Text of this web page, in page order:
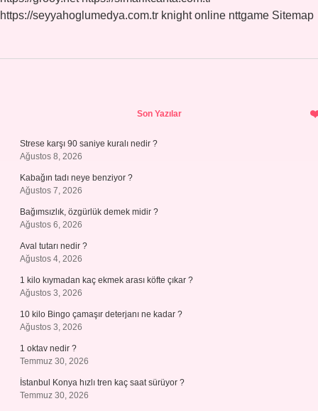
https://seyyahoglumedya.com.tr knight online nttgame Sitemap
Son Yazılar
Strese karşı 90 saniye kuralı nedir ?
Ağustos 8, 2026
Kabağın tadı neye benziyor ?
Ağustos 7, 2026
Bağımsızlık, özgürlük demek midir ?
Ağustos 6, 2026
Aval tutarı nedir ?
Ağustos 4, 2026
1 kilo kıymadan kaç ekmek arası köfte çıkar ?
Ağustos 3, 2026
10 kilo Bingo çamaşır deterjanı ne kadar ?
Ağustos 3, 2026
1 oktav nedir ?
Temmuz 30, 2026
İstanbul Konya hızlı tren kaç saat sürüyor ?
Temmuz 30, 2026